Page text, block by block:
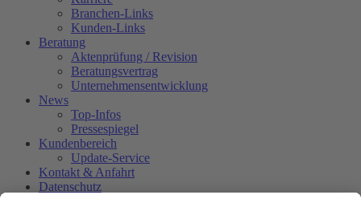
Branchen-Links
Kunden-Links
Beratung
Aktenprüfung / Revision
Beratungsvertrag
Unternehmensentwicklung
News
Top-Infos
Pressespiegel
Kundenbereich
Update-Service
Kontakt & Anfahrt
Datenschutz